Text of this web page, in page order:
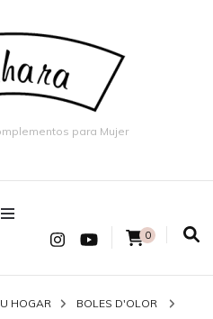
para Mujer
0
HOGAR BOLES D'OLOR